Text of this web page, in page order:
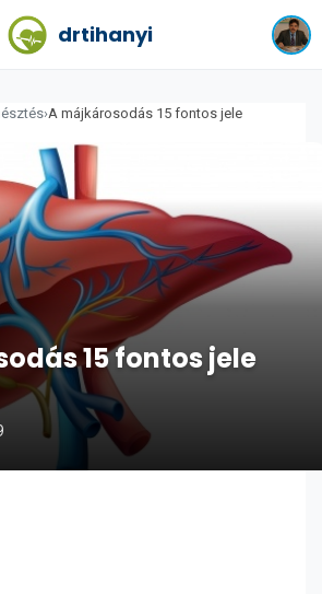
drtihanyi
›A májkárosodás 15 fontos jele
15 fontos jele